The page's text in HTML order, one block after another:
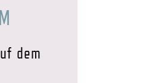
dem